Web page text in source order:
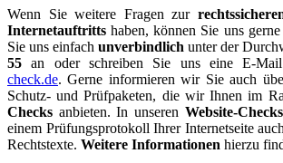
Wenn Sie weitere Fragen zur
Internetauftritts haben, können Sie uns
Sie uns einfach unverbindlich unter der
55 an oder schreiben Sie uns eine E-
check.de. Gerne informieren wir Sie auch
Schutz- und Prüfpaketen, die wir Ihnen im
Checks anbieten. In unseren Website-Checks
einem Prüfungsprotokoll Ihrer Internetseite
Rechtstexte. Weitere Informationen hierzu